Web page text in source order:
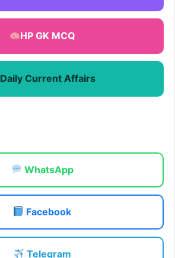
HP GK MCQ
Daily Current Affairs
WhatsApp
Facebook
Telegram